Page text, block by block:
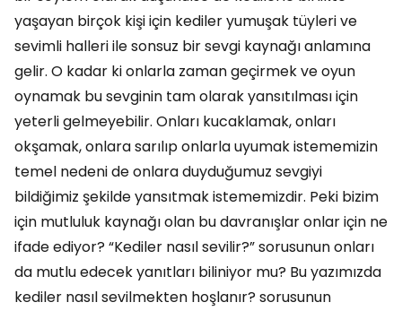
yaşayan birçok kişi için kediler yumuşak tüyleri ve
sevimli halleri ile sonsuz bir sevgi kaynağı anlamına
gelir. O kadar ki onlarla zaman geçirmek ve oyun
oynamak bu sevginin tam olarak yansıtılması için
yeterli gelmeyebilir. Onları kucaklamak, onları
okşamak, onlara sarılıp onlarla uyumak istememizin
temel nedeni de onlara duyduğumuz sevgiyi
bildiğimiz şekilde yansıtmak istememizdir. Peki bizim
için mutluluk kaynağı olan bu davranışlar onlar için ne
ifade ediyor? “Kediler nasıl sevilir?” sorusunun onları
da mutlu edecek yanıtları biliniyor mu? Bu yazımızda
kediler nasıl sevilmekten hoşlanır? sorusunun